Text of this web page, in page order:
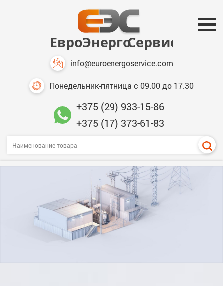
info@euroenergoservice.com
Понедельник-пятница с 09.00 до 17.30
+375 (29) 933-15-86
+375 (17) 373-61-83